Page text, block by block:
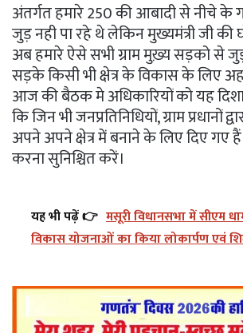
अंतर्गत हमारे 250 की आबादी से नीचे के
जुड़ नही पा रहे थे लेकिन मुख्यमंत्री जी की
अब हमारे ऐसे सभी ग्राम मुख़्य सड़को से
सड़के किसी भी क्षेत्र के विकास के लिए
आज की बैठक मे अधिकारियों को यह
कि जिन भी जनप्रतिनिधियों, ग्राम प्रधानों
अपने अपने क्षेत्र में बनाने के लिए दिए गए
करना सुनिश्चित करें।
यह भी पढ़ें 👉 मसूरी विधानसभा में सीएम
विकास योजनाओं का किया लोकार्पण एवं